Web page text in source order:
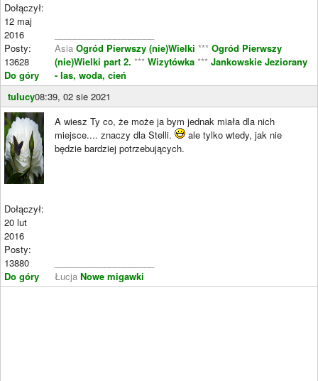
Dołączył:
12 maj
2016
Posty:
13628
Do góry
Asia Ogród Pierwszy (nie)Wielki *** Ogród Pierwszy
(nie)Wielki part 2. *** Wizytówka *** Jankowskie Jeziorany
- las, woda, cień
tulucy08:39, 02 sie 2021
Dołączył:
20 lut
2016
Posty:
13880
Do góry
A wiesz Ty co, że może ja bym jednak miała dla nich
miejsce.... znaczy dla Stelli.
ale tylko wtedy, jak nie
będzie bardziej potrzebujących.
Łucja Nowe migawki